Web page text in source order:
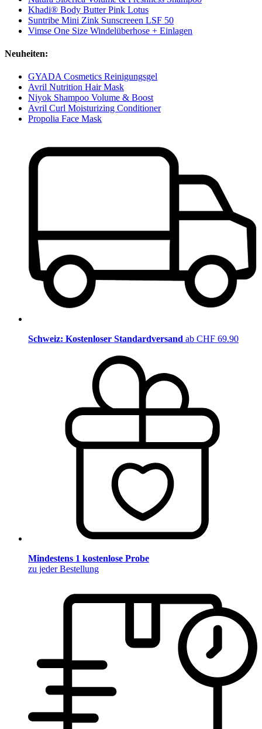
Khadi® Body Butter Pink Lotus
Suntribe Mini Zink Sunscreeen LSF 50
Vimse One Size Windelüberhose + Einlagen
Neuheiten:
GYADA Cosmetics Reinigungsgel
Avril Nutrition Hair Mask
Niyok Shampoo Volume & Boost
Avril Curl Moisturizing Conditioner
Propolia Face Mask
Schweiz: Kostenloser Standardversand ab CHF 69.90
Mindestens 1 kostenlose Probe
zu jeder Bestellung